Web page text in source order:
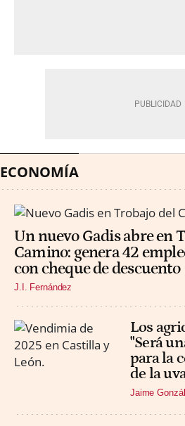
ECONOMÍA
Un nuevo Gadis abre en
Camino: genera 42
con cheque de descuento
J.I. Fernández
Los
"Será
para la
de la
Jaime